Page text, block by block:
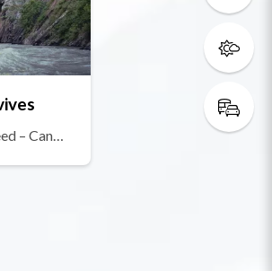
Raft – Kayak - Hydrospeed – Canyoning